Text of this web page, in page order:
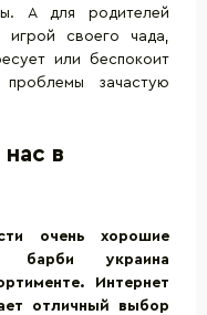
А для родителей
игрой своего чада,
или беспокоит
зачастую
в
очень хорошие
барби украина
Интернет
отличный выбор